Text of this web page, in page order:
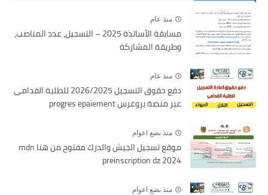
منذ عام
مسابقة الأساتذة 2025 – التسجيل، عدد المناصب،
وطريقة المشاركة
منذ عام
دفع حقوق التسجيل 2026/2025 للطلبة القدامى
عبر منصة بروغرس progres epaiement
منذ بضع اعوام
موقع تسجيل الجيش والدرك مفتوح من هنا mdn
preinscription dz 2024
منذ بضع اعوام